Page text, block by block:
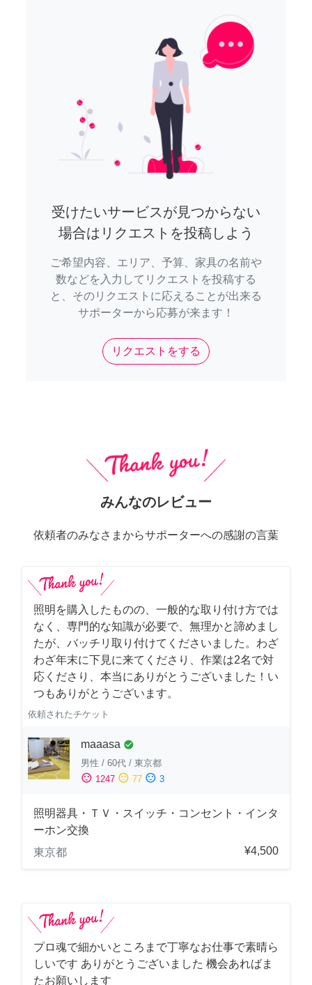
受けたいサービスが見つからない
場合はリクエストを投稿しよう
ご希望内容、エリア、予算、家具の名前や
数などを入力してリクエストを投稿する
と、そのリクエストに応えることが出来る
サポーターから応募が来ます！
リクエストをする
みんなのレビュー
依頼者のみなさまからサポーターへの感謝の言葉
照明を購入したものの、一般的な取り付け方では
なく、専門的な知識が必要で、無理かと諦めまし
たが、バッチリ取り付けてくださいました。わざ
わざ年末に下見に来てくださり、作業は2名で対
応くださり、本当にありがとうございました！い
つもありがとうございます。
依頼されたチケット
maaasa check_circle
男性 / 60代 / 東京都
sentiment_satisfied 1247 sentiment_neutral 77 sentiment_dissatisfied 3
照明器具・ＴＶ・スイッチ・コンセント・インタ
ーホン交換
東京都
¥4,500
プロ魂で細かいところまで丁寧なお仕事で素晴ら
しいです ありがとうございました 機会あればま
たお願いします